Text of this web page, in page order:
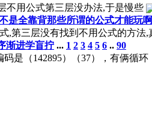
不用公式第三层没办法,于是慢些
是全靠背那些所谓的公式才能玩
第三层没有找到不用公式的方法,
渐进学盲拧 ... 1 2 3 4 5 6 .. 90
是（142895）（37），有俩循